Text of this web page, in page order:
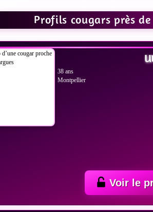
Profils cougars près
LES PHOTOS
38 ans
Montpellier
Voir le